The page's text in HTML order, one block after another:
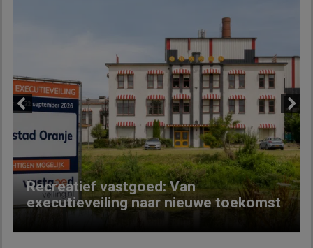
Recreatief vastgoed: Van
executieveiling naar nieuwe toekomst
Next